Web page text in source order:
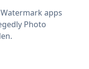
apps
Photo